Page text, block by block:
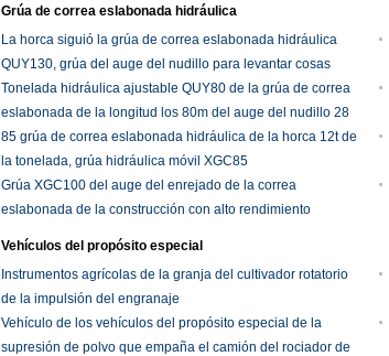
Grúa de correa eslabonada hidráulica
La horca siguió la grúa de correa eslabonada hidráulica
QUY130, grúa del auge del nudillo para levantar cosas
pesadas
Tonelada hidráulica ajustable QUY80 de la grúa de correa
eslabonada de la longitud los 80m del auge del nudillo 28
85 grúa de correa eslabonada hidráulica de la horca 12t de
la tonelada, grúa hidráulica móvil XGC85
Grúa XGC100 del auge del enrejado de la correa
eslabonada de la construcción con alto rendimiento
Vehículos del propósito especial
Instrumentos agrícolas de la granja del cultivador rotatorio
de la impulsión del engranaje
Vehículo de los vehículos del propósito especial de la
supresión de polvo que empaña el camión del rociador de